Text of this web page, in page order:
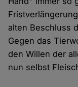
alten Beschluss
Gegen das
den Willen der
nun selbst